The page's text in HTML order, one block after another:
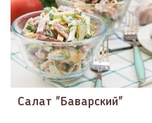
Салат "Баварский"